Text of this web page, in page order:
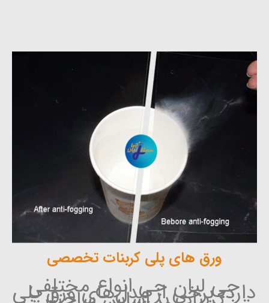
ورق های پلی کربنات تخصصی
جی لیان جی انواع مختلفی
دارد، برخی از مدل‌های ورق پلی